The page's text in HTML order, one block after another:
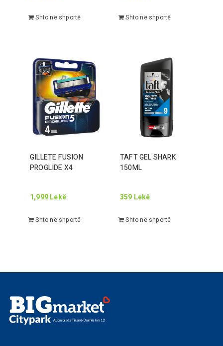
Shto në shportë Shto në shportë
GILLETE FUSION
PROGLIDE X4
1,999Lekë
Shto në shportë
TAFT GEL SHARK
150ML
359 Lekë
Shto në shportë